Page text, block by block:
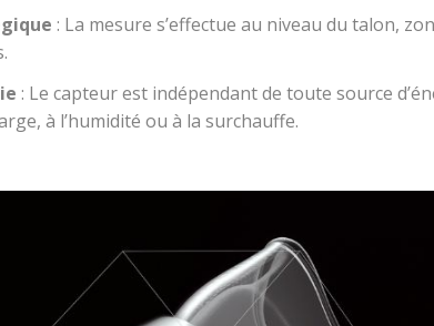
: La mesure s’effectue au niveau dutalon,
.
: Le capteur est indépendant de toute source
à l’humidité ou à la surchauffe.